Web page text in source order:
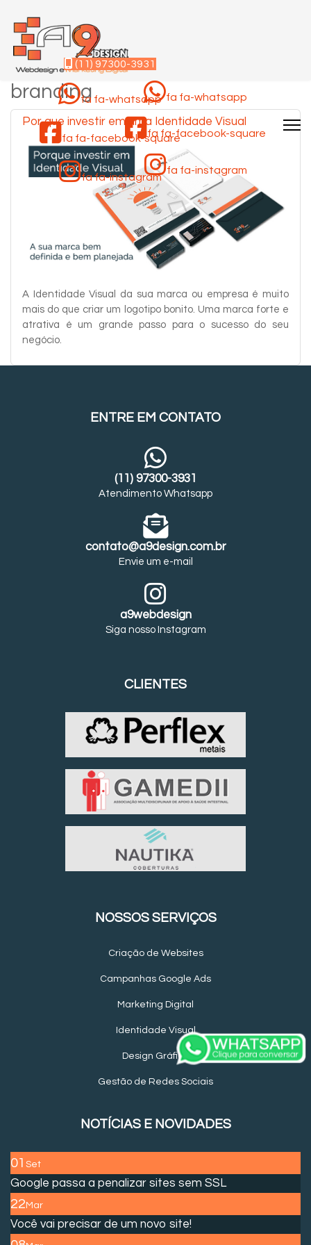
(11) 97300-3931
fa fa-whatsapp
fa fa-facebook-square
fa fa-instagram
fa fa-whatsapp
fa fa-facebook-square
fa fa-instagram
branding
Por que investir em uma Identidade Visual
A Identidade Visual da sua marca ou empresa é muito
mais do que criar um logotipo bonito. Uma marca forte e
atrativa é um grande passo para o sucesso do seu
negócio.
ENTRE EM CONTATO
(11) 97300-3931
Atendimento Whatsapp
contato@a9design.com.br
Envie um e-mail
a9webdesign
Siga nosso Instagram
CLIENTES
NOSSOS SERVIÇOS
Criação de Websites
Campanhas Google Ads
Marketing Digital
Identidade Visual
Design Gráfico
Gestão de Redes Sociais
NOTÍCIAS E NOVIDADES
01 Set
Google passa a penalizar sites sem SSL
22 Mar
Você vai precisar de um novo site!